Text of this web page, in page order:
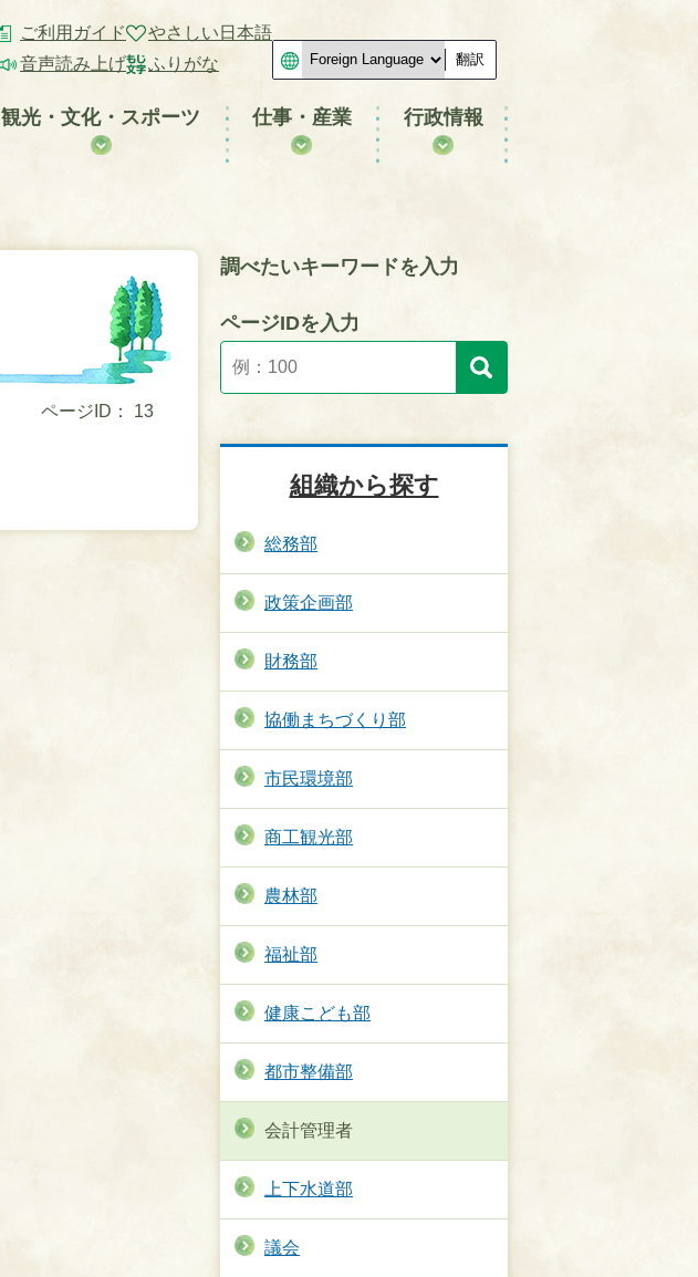
ご利用ガイド
音声読み上げ
やさしい日本語
ふりがな
翻訳
観光・文化・スポーツ 仕事・産業 行政情報
ページID： 13
調べたいキーワードを入力
ページIDを入力
組織から探す
総務部
政策企画部
財務部
協働まちづくり部
市民環境部
商工観光部
農林部
福祉部
健康こども部
都市整備部
会計管理者
上下水道部
議会